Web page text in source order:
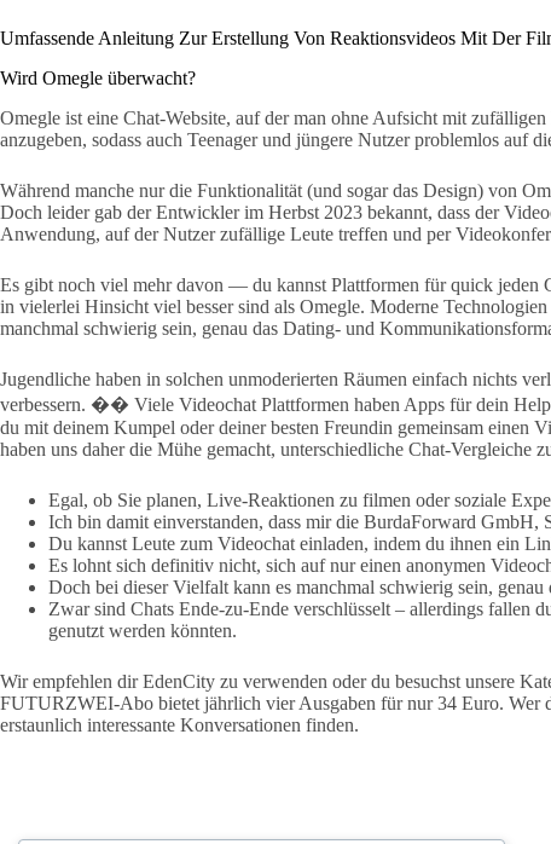
Umfassende Anleitung Zur Erstellung Von Reaktionsvideos Mit Der
Wird Omegle überwacht?
Omegle ist eine Chat-Website, auf der man ohne Aufsicht mit
anzugeben, sodass auch Teenager und jüngere Nutzer problemlos auf
Während manche nur die Funktionalität (und sogar das Design) von
Doch leider gab der Entwickler im Herbst 2023 bekannt, dass der
Anwendung, auf der Nutzer zufällige Leute treffen und per
Es gibt noch viel mehr davon — du kannst Plattformen für quick jeden
in vielerlei Hinsicht viel besser sind als Omegle. Moderne
manchmal schwierig sein, genau das Dating- und
Jugendliche haben in solchen unmoderierten Räumen einfach nichts
verbessern. �� Viele Videochat Plattformen haben Apps für dein
du mit deinem Kumpel oder deiner besten Freundin gemeinsam einen
haben uns daher die Mühe gemacht, unterschiedliche Chat-Vergleiche
Egal, ob Sie planen, Live-Reaktionen zu filmen oder soziale
Ich bin damit einverstanden, dass mir die BurdaForward GmbH,
Du kannst Leute zum Videochat einladen, indem du ihnen ein
Es lohnt sich definitiv nicht, sich auf nur einen anonymen
Doch bei dieser Vielfalt kann es manchmal schwierig sein,
Zwar sind Chats Ende-zu-Ende verschlüsselt – allerdings
genutzt werden könnten.
Wir empfehlen dir EdenCity zu verwenden oder du besuchst unsere
FUTURZWEI-Abo bietet jährlich vier Ausgaben für nur 34 Euro. Wer
erstaunlich interessante Konversationen finden.